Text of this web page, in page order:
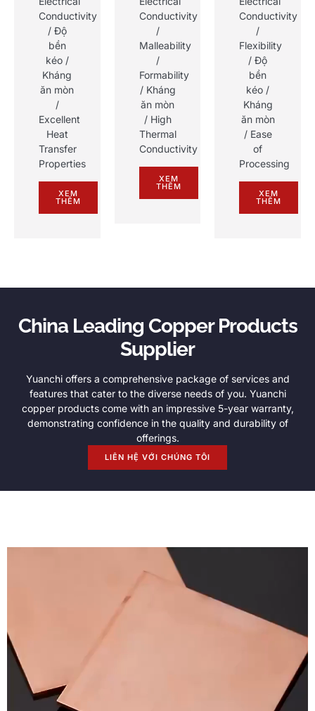
Conductivity
/ Độ
bền
kéo /
Kháng
ăn mòn
/
Excellent
Heat
Transfer
Properties
XEM
THÊM
Conductivity
/
Malleability
/
Formability
/ Kháng
ăn mòn
/ High
Thermal
Conductivity
XEM
THÊM
Conductivity
/
Flexibility
/ Độ
bền
kéo /
Kháng
ăn mòn
/ Ease
of
Processing
XEM
THÊM
China Leading Copper Products
Supplier
Yuanchi offers a comprehensive package of services and
features that cater to the diverse needs of you. Yuanchi
copper products come with an impressive 5-year warranty,
demonstrating confidence in the quality and durability of
offerings.
LIÊN HỆ VỚI CHÚNG TÔI